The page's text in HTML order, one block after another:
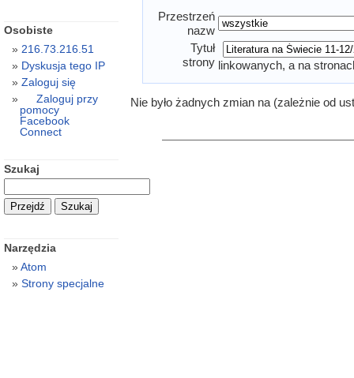
Przestrzeń
nazw
Tytuł
strony linkowanych, a na
Nie było żadnych zmian na (zależnie od
Osobiste
216.73.216.51
Dyskusja tego IP
Zaloguj się
Zaloguj przy
pomocy
Facebook
Connect
Szukaj
Narzędzia
Atom
Strony specjalne